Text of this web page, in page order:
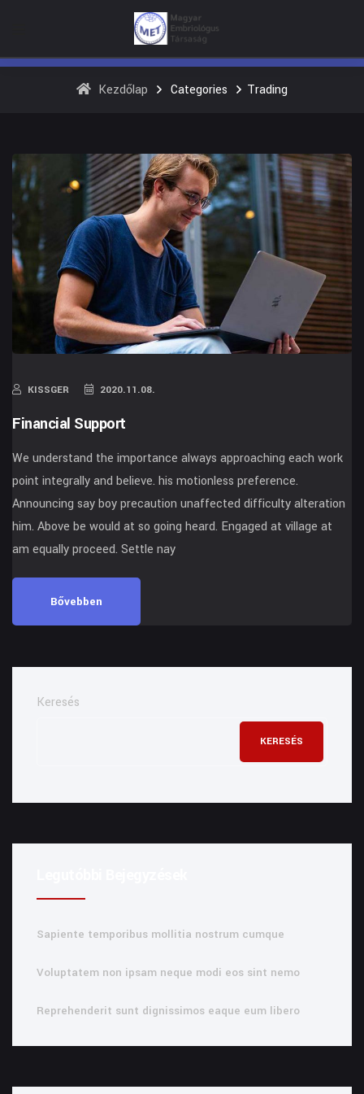
Kezdőlap Categories Trading
KISSGER 2020.11.08.
Financial Support
We understand the importance always approaching each work
point integrally and believe. his motionless preference.
Announcing say boy precaution unaffected difficulty alteration
him. Above be would at so going heard. Engaged at village at
am equally proceed. Settle nay
Bővebben
Keresés
KERESÉS
Sapiente temporibus mollitia nostrum cumque
Voluptatem non ipsam neque modi eos sint nemo
Reprehenderit sunt dignissimos eaque eum libero